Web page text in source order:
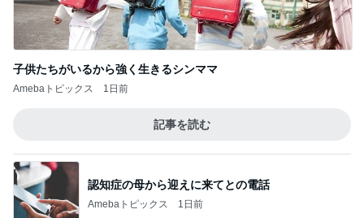
子供たちがいるから強く生きるシンママ
Amebaトピックス 1日前
記事を読む
認知症の母から迎えに来てとの電話
Amebaトピックス 1日前